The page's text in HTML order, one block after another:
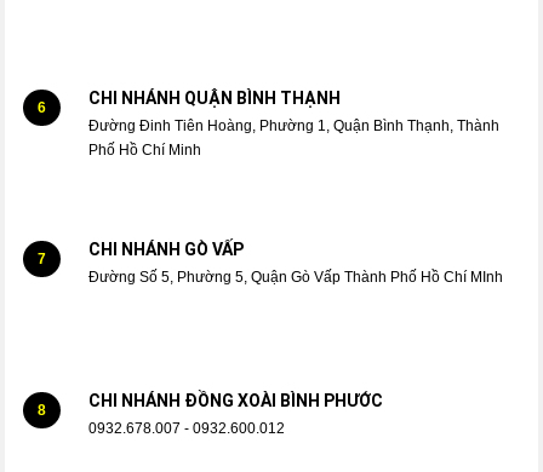
6 CHI NHÁNH QUẬN BÌNH THẠNH
Đường Đinh Tiên Hoàng, Phường 1, Quận Bình Thạnh, Thành
Phố Hồ Chí Minh
7 CHI NHÁNH GÒ VẤP
Đường Số 5, Phường 5, Quận Gò Vấp Thành Phố Hồ Chí MInh
8 CHI NHÁNH ĐỒNG XOÀI BÌNH PHƯỚC
0932.678.007 - 0932.600.012